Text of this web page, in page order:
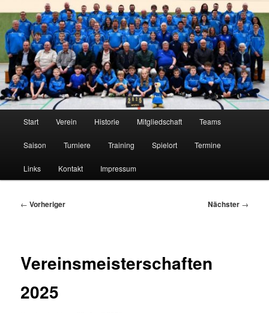
primären
Inhalt
springenTTC Edelweiß Klein Elbe
Tischtennis im Innerstetal seit 1950
Start Verein Historie Mitgliedschaft Teams
Saison Turniere Training Spielort Termine
Links Kontakt Impressum
Beitragsnavigation
← Vorheriger Nächster →
Vereinsmeisterschaften
2025